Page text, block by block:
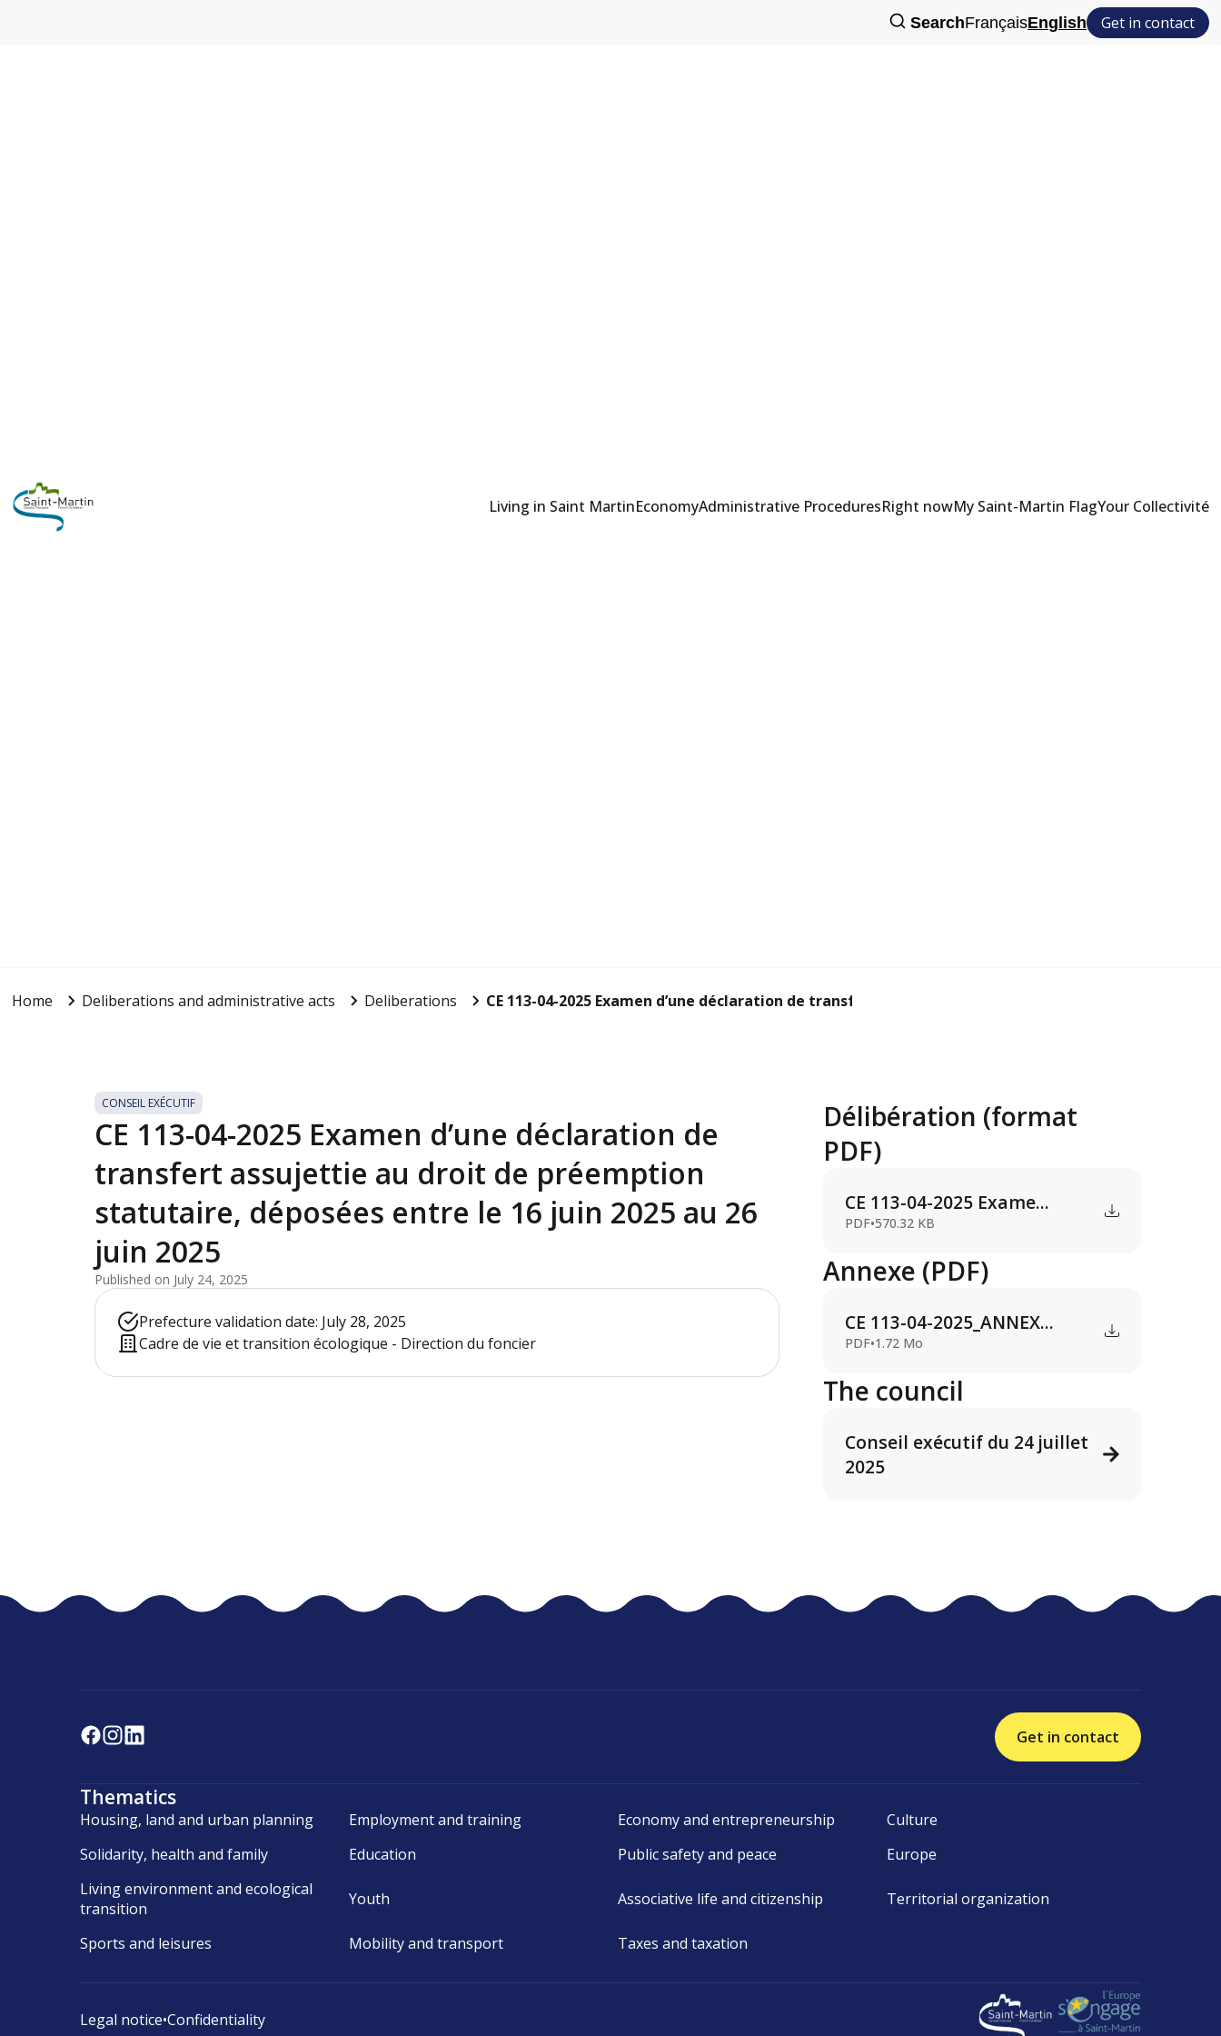
SearchFrançaisEnglish Get in contact
Living in Saint MartinEconomyAdministrative ProceduresRight nowMy Saint-Martin FlagYour Collectivité
Home Deliberations and administrative acts Deliberations CE 113-04-2025 Examen d’une déclaration de transfert assujet...
CONSEIL EXÉCUTIF
CE 113-04-2025 Examen d’une déclaration de
transfert assujettie au droit de préemption
statutaire, déposées entre le 16 juin 2025 au 26
juin 2025
Published on July 24, 2025
Prefecture validation date: July 28, 2025
Cadre de vie et transition écologique - Direction du foncier
Délibération (format
PDF)
CE 113-04-2025 Exame...
PDF•570.32 KB
Annexe (PDF)
CE 113-04-2025_ANNEX...
PDF•1.72 Mo
The council
Conseil exécutif du 24 juillet
2025
Get in contact
Thematics
Housing, land and urban planning Employment and training Economy and entrepreneurship
Culture
Solidarity, health and family
Education Public safety and peace
Europe
Living environment and ecological
transition
Youth Associative life and citizenship Territorial organization
Sports and leisures Mobility and transport Taxes and taxation
Legal notice•Confidentiality